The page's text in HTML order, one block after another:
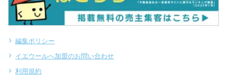
編集ポリシー
イエウールへ加盟のお問い合わせ
利用規約